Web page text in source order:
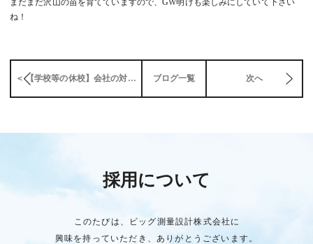
まだまだ沢山の苗を育てていますので、GW明けも楽しみにしていて下さい
ね！
＜ 【学校等の休校】会社の対応は ブログ一覧 次へ
採用について
このたびは、ビッグ測量設計株式会社に
興味を持っていただき、ありがとうございます。